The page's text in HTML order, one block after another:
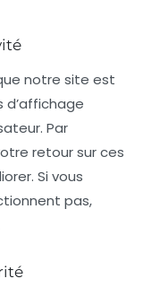
notre site est
d’affichage
Par
retour sur ces
Si vous
pas,